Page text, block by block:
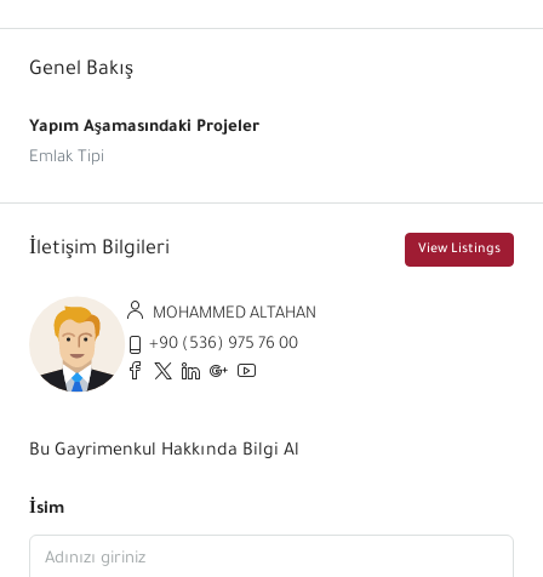
Genel Bakış
Yapım Aşamasındaki Projeler
Emlak Tipi
İletişim Bilgileri View Listings
MOHAMMED ALTAHAN
+90 (536) 975 76 00
Bu Gayrimenkul Hakkında Bilgi Al
İsim